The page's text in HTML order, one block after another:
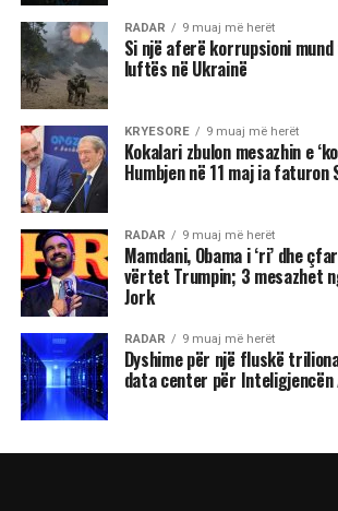
RADAR 9 muaj më herët
Si një aferë korrupsioni mund
luftës në Ukrainë
KRYESORE 9 muaj më herët
Kokalari zbulon mesazhin e
Humbjen në 11 maj ia faturon
RADAR 9 muaj më herët
Mamdani, Obama i ‘ri’ dhe
vërtet Trumpin; 3 mesazhet
Jork
RADAR 9 muaj më herët
Dyshime për një fluskë
data center për